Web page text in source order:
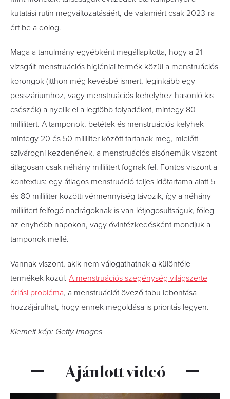
kutatási rutin megváltozatásáért, de valamiért csak 2023-ra
ért be a dolog.
Maga a tanulmány egyébként megállapította, hogy a 21
vizsgált menstruációs higiéniai termék közül a menstruációs
korongok (itthon még kevésbé ismert, leginkább egy
pesszáriumhoz, vagy menstruációs kehelyhez hasonló kis
csészék) a nyelik el a legtöbb folyadékot, mintegy 80
millilitert. A tamponok, betétek és menstruációs kelyhek
mintegy 20 és 50 milliliter között tartanak meg, mielőtt
szivárogni kezdenének, a menstruációs alsóneműk viszont
átlagosan csak néhány millilitert fognak fel. Fontos viszont a
kontextus: egy átlagos menstruáció teljes időtartama alatt 5
és 80 milliliter közötti vérmennyiség távozik, így a néhány
millilitert felfogó nadrágoknak is van létjogosultságuk, főleg
az enyhébb napokon, vagy óvintézkedésként mondjuk a
tamponok mellé.
Vannak viszont, akik nem válogathatnak a különféle
termékek közül. A menstruációs szegénység világszerte
óriási probléma, a menstruációt övező tabu lebontása
hozzájárulhat, hogy ennek megoldása is prioritás legyen.
Kiemelt kép: Getty Images
Ajánlott videó